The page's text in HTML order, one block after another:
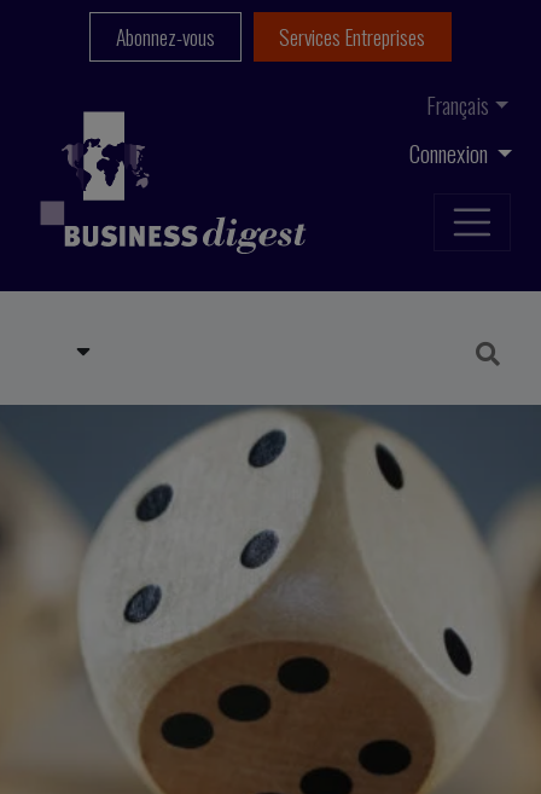
Connexion
Français
Abonnez-vous Services Entreprises